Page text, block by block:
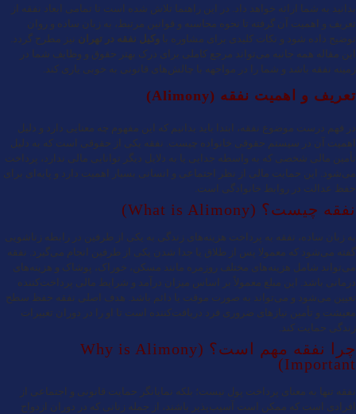
بدانید به شما ارائه خواهد داد. در این راهنما تلاش شده است تا تمامی ابعاد نفقه از
تعریف و اهمیت آن گرفته تا نحوه محاسبه و قوانین مرتبط، به زبان ساده و روان
توضیح داده شود و نکات کلیدی برای مشاوره با وکیل نفقه در تهران نیز مطرح گردد.
این مقاله همه جانبه می‌تواند مرجع کاملی برای درک بهتر حقوق و وظایف شما در
زمینه نفقه باشد و شما را در مواجهه با چالش‌های قانونی به خوبی یاری کند.
تعریف و اهمیت نفقه (Alimony)
در فهم درست موضوع نفقه، ابتدا باید بدانیم که این مفهوم چه معنایی دارد و دلیل
اهمیت آن در سیستم حقوقی خانواده چیست. نفقه یکی از حقوقی است که به دلیل
تأمین مالی شخصی که به واسطه جدایی یا به دلایل دیگر توانایی مالی ندارد، پرداخت
می‌شود. این حمایت مالی از نظر اجتماعی و انسانی بسیار اهمیت دارد و پایه‌ای برای
حفظ عدالت در روابط خانوادگی است.
نفقه چیست؟ (What is Alimony)
به زبان ساده، نفقه به پرداخت هزینه‌های زندگی به یکی از طرفین در رابطه زناشویی
گفته می‌شود که معمولا پس از طلاق یا جدا شدن یکی از طرفین انجام می‌گیرد. نفقه
می‌تواند شامل هزینه‌های مختلف روزمره مانند مسکن، خوراک، پوشاک و هزینه‌های
درمانی باشد. این مبلغ معمولاً بر اساس میزان درآمد و شرایط مالی پرداخت‌کننده
تعیین می‌شود و می‌تواند به صورت موقت یا دائم باشد. هدف اصلی نفقه حفظ سطح
معیشت و تأمین نیازهای ضروری فرد دریافت‌کننده است تا او را در دوران تغییرات
زندگی حمایت کند.
چرا نفقه مهم است؟ (Why is Alimony
Important)
نفقه تنها به معنای پرداخت پول نیست؛ بلکه نمایانگر حمایت قانونی و اجتماعی از
افرادی است که ممکن است آسیب‌پذیر باشند، از جمله زنانی که در دوران ازدواج